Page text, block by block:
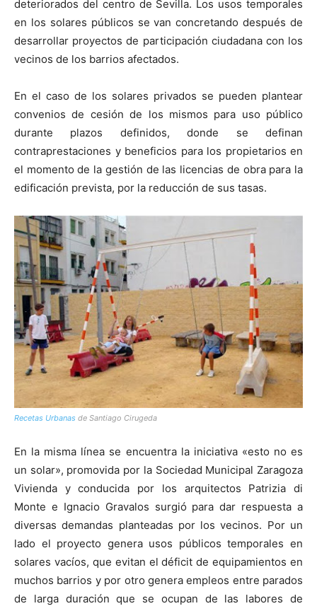
deteriorados del centro de Sevilla. Los usos temporales
en los solares públicos se van concretando después de
desarrollar proyectos de participación ciudadana con los
vecinos de los barrios afectados.
En el caso de los solares privados se pueden plantear
convenios de cesión de los mismos para uso público
durante plazos definidos, donde se definan
contraprestaciones y beneficios para los propietarios en
el momento de la gestión de las licencias de obra para la
edificación prevista, por la reducción de sus tasas.
Recetas Urbanas de Santiago Cirugeda
En la misma línea se encuentra la iniciativa «esto no es
un solar», promovida por la Sociedad Municipal Zaragoza
Vivienda y conducida por los arquitectos Patrizia di
Monte e Ignacio Gravalos surgió para dar respuesta a
diversas demandas planteadas por los vecinos. Por un
lado el proyecto genera usos públicos temporales en
solares vacíos, que evitan el déficit de equipamientos en
muchos barrios y por otro genera empleos entre parados
de larga duración que se ocupan de las labores de